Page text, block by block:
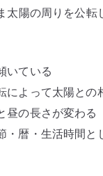
太陽の周りを公転
いている
によって太陽との
昼の長さが変わる
・暦・生活時間と